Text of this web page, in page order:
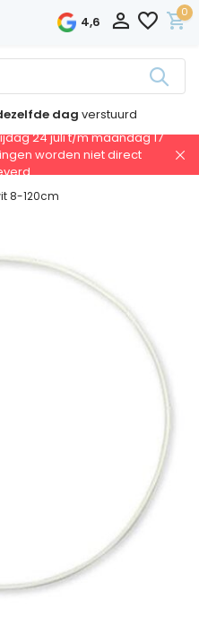
4,6
0
dag verstuurd
24 juli t/m maandag 17
worden niet direct
8-120cm